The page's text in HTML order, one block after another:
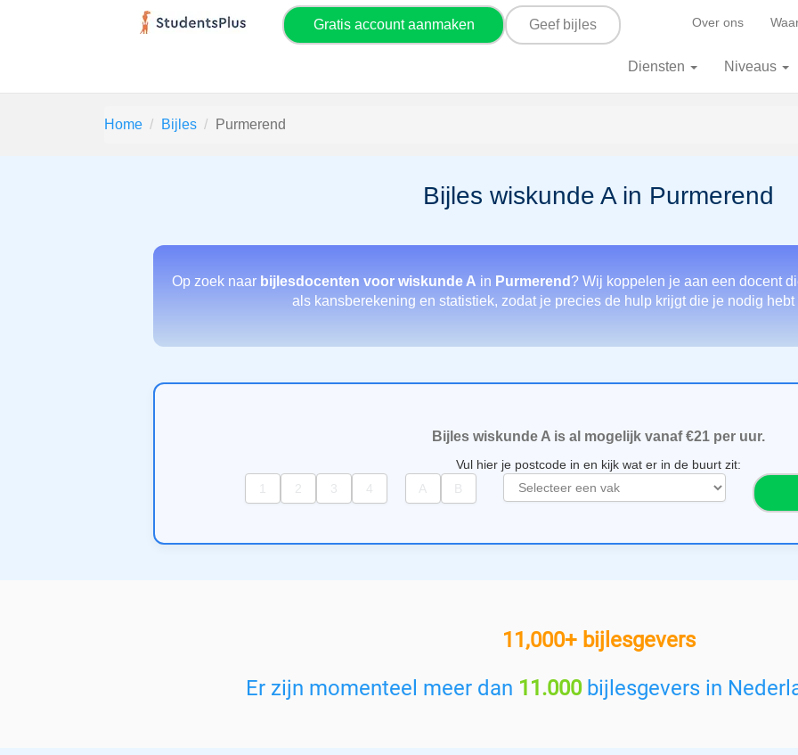
Gratis account aanmaken Geef bijles Over ons
Diensten Niveaus
Home Bijles Purmerend
Bijles wiskunde A in Purmerend
Op zoek naar bijlesdocenten voor wiskunde A in Purmerend ? Wij koppelen je aan een docent
als kansberekening en statistiek, zodat je precies de hulp krijgt die je nodig hebt
Bijles wiskunde A is al mogelijk vanaf €21 per uur.
Vul hier je postcode in en kijk wat er in de buurt zit:
e
e
n
11,000+ bijlesgevers
Er zijn momenteel meer dan 11.000bijlesgevers in